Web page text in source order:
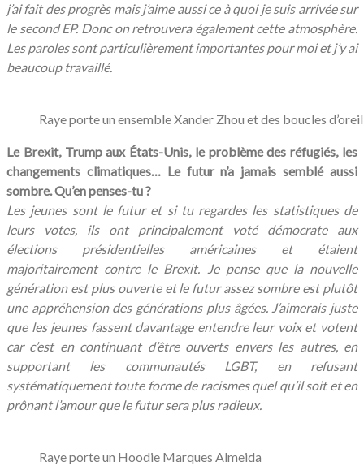
j’ai fait des progrès mais j’aime aussi ce à quoi je suis arrivée sur
le second EP. Donc on retrouvera également cette atmosphère.
Les paroles sont particulièrement importantes pour moi et j’y ai
beaucoup travaillé.
Raye porte un ensemble Xander Zhou et des boucles
Le Brexit, Trump aux États-Unis, le problème des réfugiés, les
changements climatiques… Le futur n’a jamaissemblé aussi
sombre. Qu’en penses-tu ?
Les jeunes sont le futur et si tu regardes les statistiques de
leurs votes, ils ont principalement voté démocrate aux
élections présidentielles américaines et étaient
majoritairement contre le Brexit. Je pense que la nouvelle
génération est plus ouverte et le futur assez sombre est plutôt
une appréhension des générations plus âgées. J’aimerais juste
que les jeunes fassent davantage entendre leur voix et votent
car c’est en continuant d’être ouverts envers les autres, en
supportant les communautés LGBT, en refusant
systématiquement toute forme de racismes quel qu’il soit et en
prônant l’amour que le futur sera plus radieux.
Raye porte un Hoodie Marques Almeida